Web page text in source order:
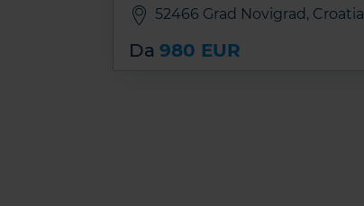
52466 Grad Novigrad, Croatia
Da 980 EUR